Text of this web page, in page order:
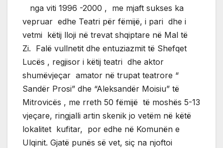
nga viti 1996 -2000 , me mjaft sukses ka
vepruar edhe Teatri për fëmijë, i pari dhe i
vetmi këtij lloji në trevat shqiptare në Mal të
Zi. Falë vullnetit dhe entuziazmit të Shefqet
Lucës , regjisor i këtij teatri dhe aktor
shumëvjeçar amator në trupat teatrore “
Sandër Prosi” dhe “Aleksandër Moisiu” të
Mitrovicës , me rreth 50 fëmijë të moshës 5-13
vjeçare, ringjalli artin skenik jo vetëm në këtë
lokalitet kufitar, por edhe në Komunën e
Ulqinit. Gjatë punës së vet, siç na njoftoi